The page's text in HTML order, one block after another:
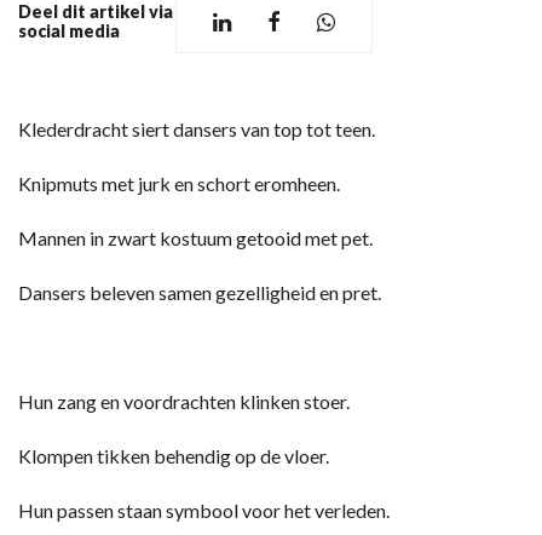
Deel dit artikel via
social media
Klederdracht siert dansers van top tot teen.
Knipmuts met jurk en schort eromheen.
Mannen in zwart kostuum getooid met pet.
Dansers beleven samen gezelligheid en pret.
Hun zang en voordrachten klinken stoer.
Klompen tikken behendig op de vloer.
Hun passen staan symbool voor het verleden.